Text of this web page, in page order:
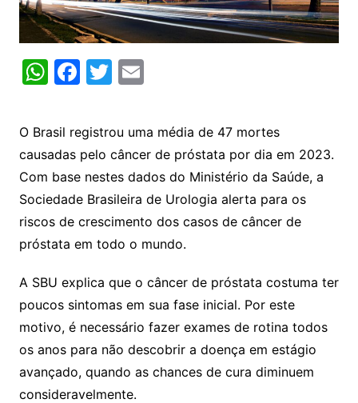
W
at
s
A
p
p
F
c
e
b
o
o
k
T
itt
er
E
ai
l
O Brasil registrou uma média de 47 mortes
causadas pelo câncer de próstata por dia em 2023.
Com base nestes dados do Ministério da Saúde, a
Sociedade Brasileira de Urologia alerta para os
riscos de crescimento dos casos de câncer de
próstata em todo o mundo.
A SBU explica que o câncer de próstata costuma ter
poucos sintomas em sua fase inicial. Por este
motivo, é necessário fazer exames de rotina todos
os anos para não descobrir a doença em estágio
avançado, quando as chances de cura diminuem
consideravelmente.